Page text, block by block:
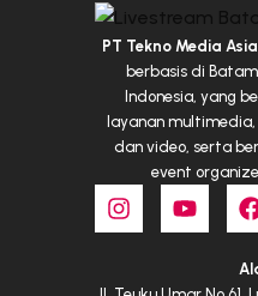
PT Tekno Media Asia
berbasis di
Indonesia, yang
layanan
dan video, serta
event